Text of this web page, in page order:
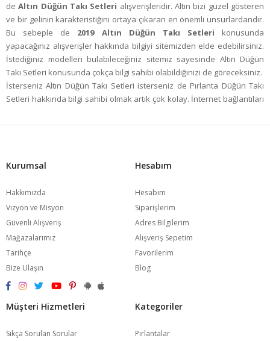
de Altın Düğün Takı Setleri alışverişleridir. Altın bizi güzel gösteren
ve bir gelinin karakteristiğini ortaya çıkaran en önemli unsurlardandır.
Bu sebeple de 2019 Altın Düğün Takı Setleri konusunda
yapacağınız alışverişler hakkında bilgiyi sitemizden elde edebilirsiniz.
İstediğiniz modelleri bulabileceğiniz sitemiz sayesinde Altın Düğün
Takı Setleri konusunda çokça bilgi sahibi olabildiğinizi de göreceksiniz.
İsterseniz Altın Düğün Takı Setleri isterseniz de Pırlanta Düğün Takı
Setleri hakkında bilgi sahibi olmak artık çok kolay. İnternet bağlantıları
üzerinden yapacağınız alışverişlerin yanı sıra sadece modeller
sahibi olabileceğinizi göreceksiniz. Günümüzde en çok tercih edilen
ulaşılabilinir merak ediyorsanız bu sitemizin tam da size göre
olduğunu söylüyoruz. Vakit kaybetmeden ziyaret ederek hayatınızı
kolaylaştırmaya internet bağlantılar ile başlayabilirsiniz. İnterneti bu
Kurumsal
Hakkımızda
Vizyon ve Misyon
Güvenli Alışveriş
Mağazalarımız
Tarihçe
Bize Ulaşın
Hesabım
Hesabım
Siparişlerim
Adres Bilgilerim
Alışveriş Sepetim
Favorilerim
Blog
Müşteri Hizmetleri
Sıkça Sorulan Sorular
Kategoriler
Pırlantalar